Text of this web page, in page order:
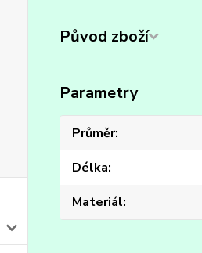
Původ zboží
Parametry
Průměr
Délka
Materiál